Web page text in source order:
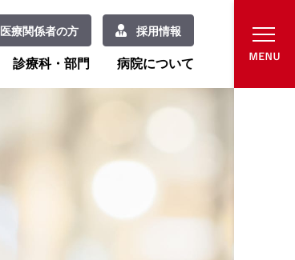
医療関係者の方 採用情報
診療科・部門 病院について